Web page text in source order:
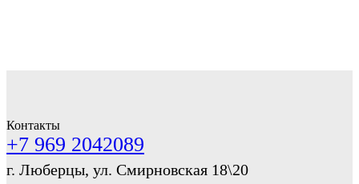
Контакты
+7 969 2042089
г. Люберцы, ул. Смирновская 18\20